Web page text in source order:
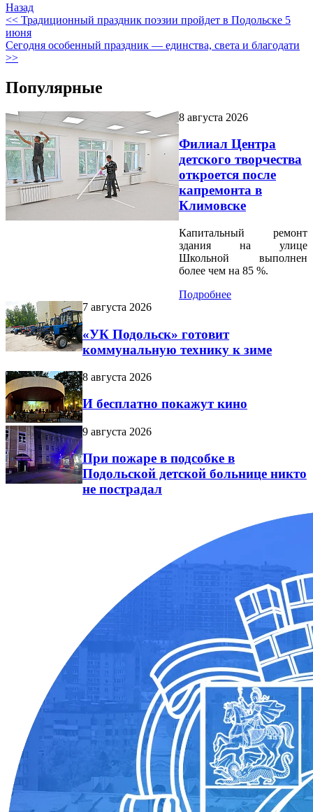
Назад
<< Традиционный праздник поэзии пройдет в Подольске 5
июня
Сегодня особенный праздник — единства, света и благодати
>>
Популярные
8 августа 2026
Филиал Центра
детского творчества
откроется после
капремонта в
Климовске
Капитальный ремонт
здания на улице
Школьной выполнен
более чем на 85 %.
Подробнее
7 августа 2026
«УК Подольск» готовит
коммунальную технику к зиме
8 августа 2026
И бесплатно покажут кино
9 августа 2026
При пожаре в подсобке в
Подольской детской больнице никто
не пострадал